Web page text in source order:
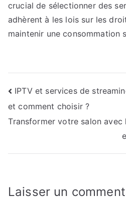
crucial de sélectionner des
adhèrent à les lois sur les
maintenir une consommation
Navigation
de
IPTV et services de
et comment choisir ?
Transformer votre salon avec
Laisser un